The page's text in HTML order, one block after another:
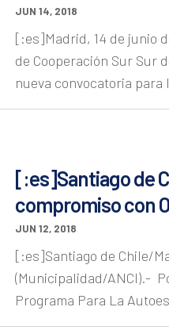
JUN 14, 2018
[:es]Madrid, 14 de junio
de Cooperación Sur Sur
nueva convocatoria
[:es]Santiago de
compromiso con
JUN 12, 2018
[:es]Santiago de Chile/
(Municipalidad/ANCI).-
Programa Para La